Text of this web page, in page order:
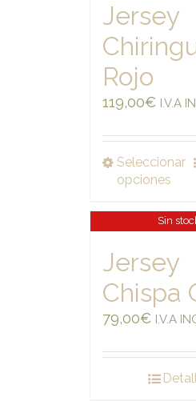
Jersey
Rojo
119,00€ I.V.A
Seleccionar
opciones
Sin
Jersey
Chispa
79,00€ I.V.A